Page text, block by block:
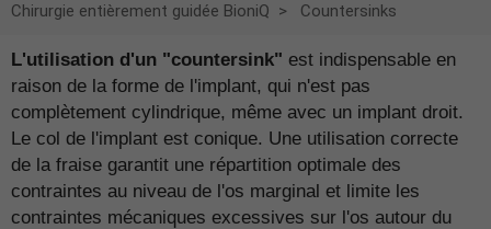
Chirurgie entièrement guidée BioniQ
Countersinks
L'utilisation d'un "countersink" est indispensable en
raison de la forme de l'implant, qui n'est pas
complètement cylindrique, même avec un implant droit.
Le col de l'implant est conique. Une utilisation correcte
de la fraise garantit une répartition optimale des
contraintes au niveau de l'os marginal et limite les
contraintes mécaniques excessives sur l'os autour du